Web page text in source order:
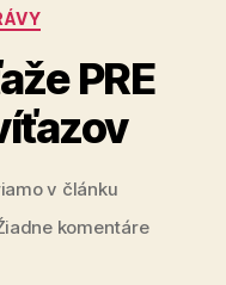
PRE
v článku
komentárena